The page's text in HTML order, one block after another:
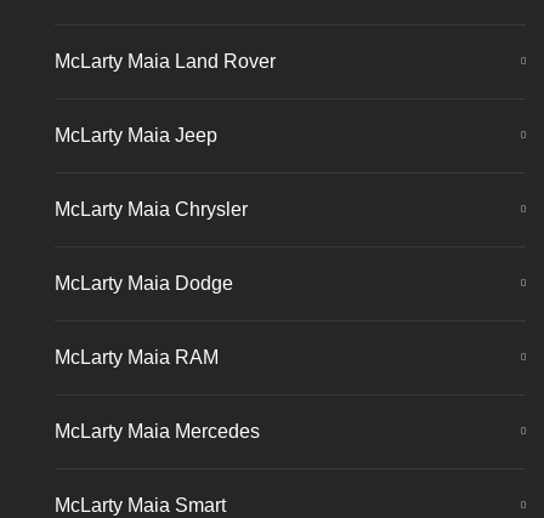
McLarty Maia Land Rover
McLarty Maia Jeep
McLarty Maia Chrysler
McLarty Maia Dodge
McLarty Maia RAM
McLarty Maia Mercedes
McLarty Maia Smart